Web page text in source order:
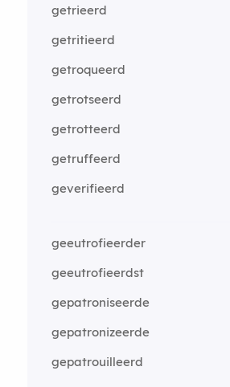
getrieerd
getritieerd
getroqueerd
getrotseerd
getrotteerd
getruffeerd
geverifieerd
geeutrofieerder
geeutrofieerdst
gepatroniseerde
gepatronizeerde
gepatrouilleerd